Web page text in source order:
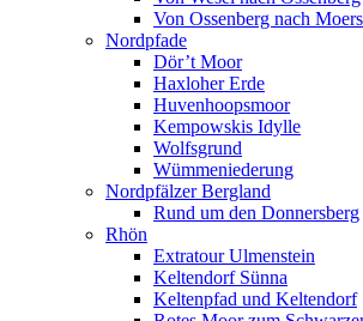
Von Ossenberg nach Moers
Nordpfade
Dör’t Moor
Haxloher Erde
Huvenhoopsmoor
Kempowskis Idylle
Wolfsgrund
Wümmeniederung
Nordpfälzer Bergland
Rund um den Donnersberg
Rhön
Extratour Ulmenstein
Keltendorf Sünna
Keltenpfad und Keltendorf